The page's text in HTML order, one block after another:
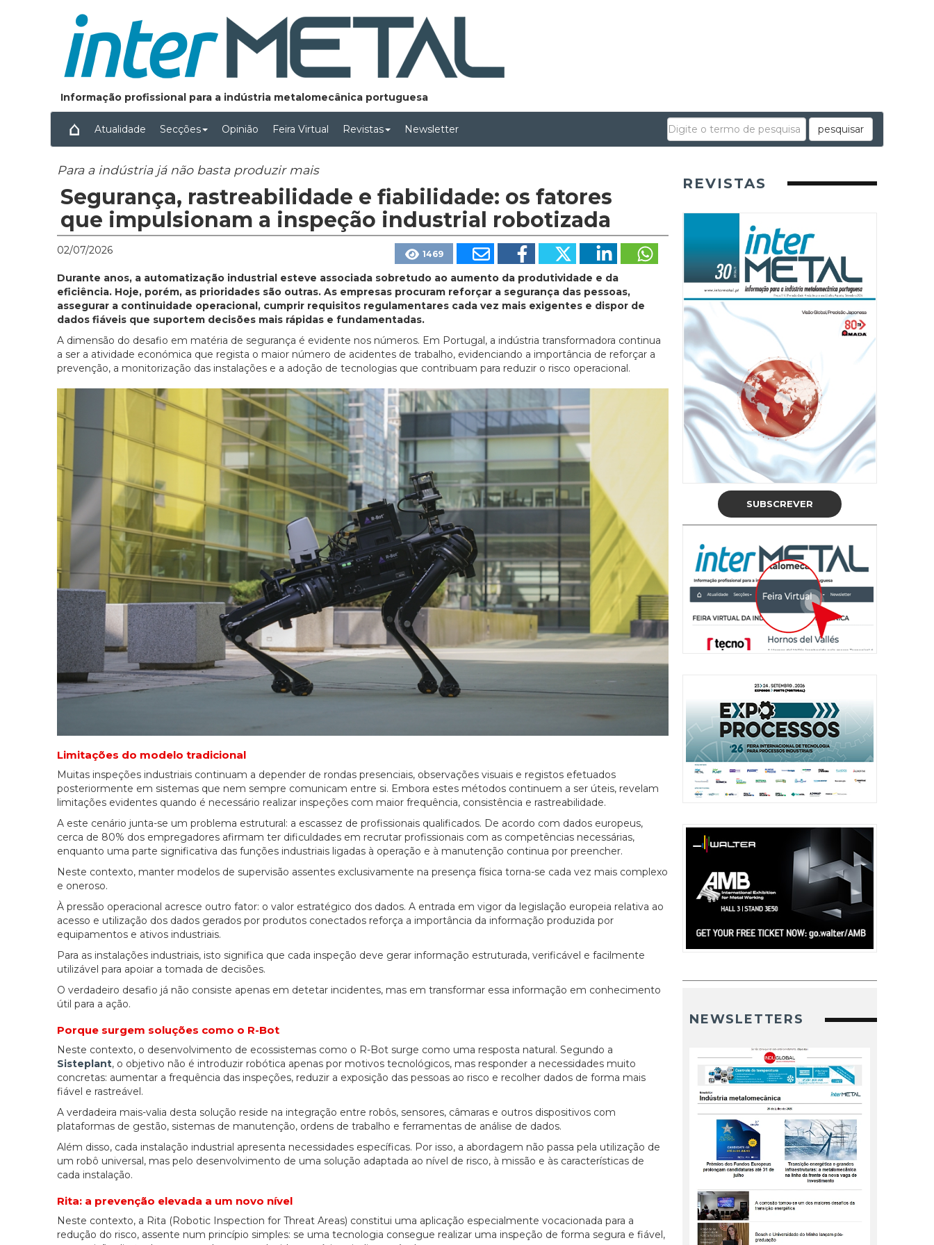
Informação profissional para a indústria metalomecânica portuguesa
Atualidade Secções Opinião Feira Virtual Revistas Newsletter pesquisar
Para a indústria já não basta produzir mais
Segurança, rastreabilidade e fiabilidade: os fatores
que impulsionam a inspeção industrial robotizada
02/07/2026 1469
Durante anos, a automatização industrial esteve associada sobretudo ao aumento da produtividade e da
eficiência. Hoje, porém, as prioridades são outras. As empresas procuram reforçar a segurança das pessoas,
assegurar a continuidade operacional, cumprir requisitos regulamentares cada vez mais exigentes e dispor de
dados fiáveis que suportem decisões mais rápidas e fundamentadas.
A dimensão do desafio em matéria de segurança é evidente nos números. Em Portugal, a indústria transformadora continua
a ser a atividade económica que regista o maior número de acidentes de trabalho, evidenciando a importância de reforçar a
prevenção, a monitorização das instalações e a adoção de tecnologias que contribuam para reduzir o risco operacional.
Limitações do modelo tradicional
Muitas inspeções industriais continuam a depender de rondas presenciais, observações visuais e registos efetuados
posteriormente em sistemas que nem sempre comunicam entre si. Embora estes métodos continuem a ser úteis, revelam
limitações evidentes quando é necessário realizar inspeções com maior frequência, consistência e rastreabilidade.
A este cenário junta-se um problema estrutural: a escassez de profissionais qualificados. De acordo com dados europeus,
cerca de 80% dos empregadores afirmam ter dificuldades em recrutar profissionais com as competências necessárias,
enquanto uma parte significativa das funções industriais ligadas à operação e à manutenção continua por preencher.
Neste contexto, manter modelos de supervisão assentes exclusivamente na presença física torna-se cada vez mais complexo
e oneroso.
À pressão operacional acresce outro fator: o valor estratégico dos dados. A entrada em vigor da legislação europeia relativa ao
acesso e utilização dos dados gerados por produtos conectados reforça a importância da informação produzida por
equipamentos e ativos industriais.
Para as instalações industriais, isto significa que cada inspeção deve gerar informação estruturada, verificável e facilmente
utilizável para apoiar a tomada de decisões.
O verdadeiro desafio já não consiste apenas em detetar incidentes, mas em transformar essa informação em conhecimento
útil para a ação.
Porque surgem soluções como o R-Bot
Neste contexto, o desenvolvimento de ecossistemas como o R-Bot surge como uma resposta natural. Segundo a
Sisteplant, o objetivo não é introduzir robótica apenas por motivos tecnológicos, mas responder a necessidades muito
concretas: aumentar a frequência das inspeções, reduzir a exposição das pessoas ao risco e recolher dados de forma mais
fiável e rastreável.
A verdadeira mais-valia desta solução reside na integração entre robôs, sensores, câmaras e outros dispositivos com
plataformas de gestão, sistemas de manutenção, ordens de trabalho e ferramentas de análise de dados.
Além disso, cada instalação industrial apresenta necessidades específicas. Por isso, a abordagem não passa pela utilização de
um robô universal, mas pelo desenvolvimento de uma solução adaptada ao nível de risco, à missão e às características de
cada instalação.
Rita: a prevenção elevada a um novo nível
Neste contexto, a Rita (Robotic Inspection for Threat Areas) constitui uma aplicação especialmente vocacionada para a
redução do risco, assente num princípio simples: se uma tecnologia consegue realizar uma inspeção de forma segura e fiável,
REVISTAS
SUBSCREVER
NEWSLETTERS